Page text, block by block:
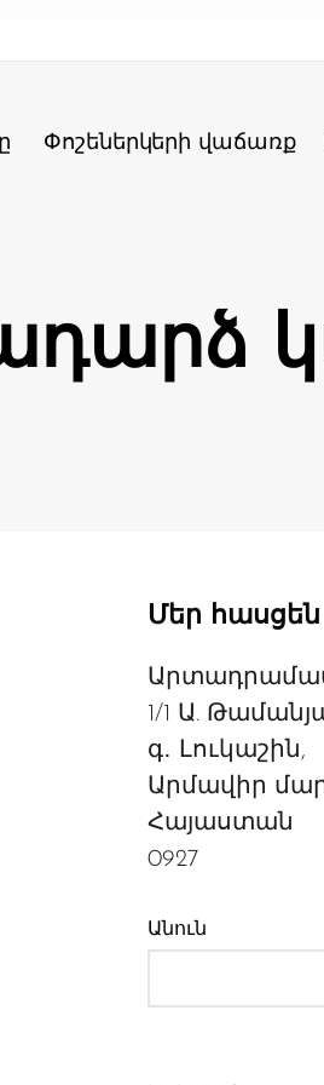
Փոշեներկերի վաճառք
Մեր հասցեն
1/1 Ա.
գ․ Լուկաշին,
Արմավիր
Հայաստան
0927
Անուն